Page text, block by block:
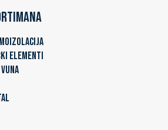
ELEMENTI